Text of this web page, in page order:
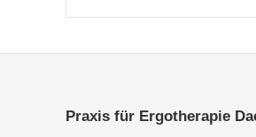
Praxis für Ergotherapie